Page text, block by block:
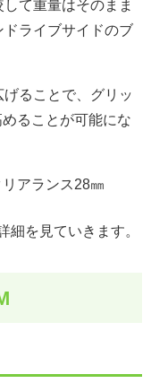
て重量はそのまま
ライブサイドのブ
ることで、グリッ
ることが可能にな
アランス28㎜
細を見ていきます。